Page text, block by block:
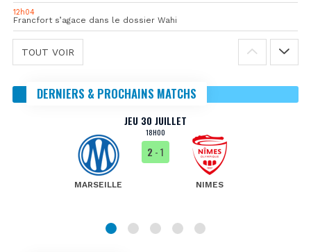
12h04
Francfort s’agace dans le dossier Wahi
TOUT VOIR
DERNIERS & PROCHAINS MATCHS
JEU 30 JUILLET
18H00
MARSEILLE
2 - 1
NIMES